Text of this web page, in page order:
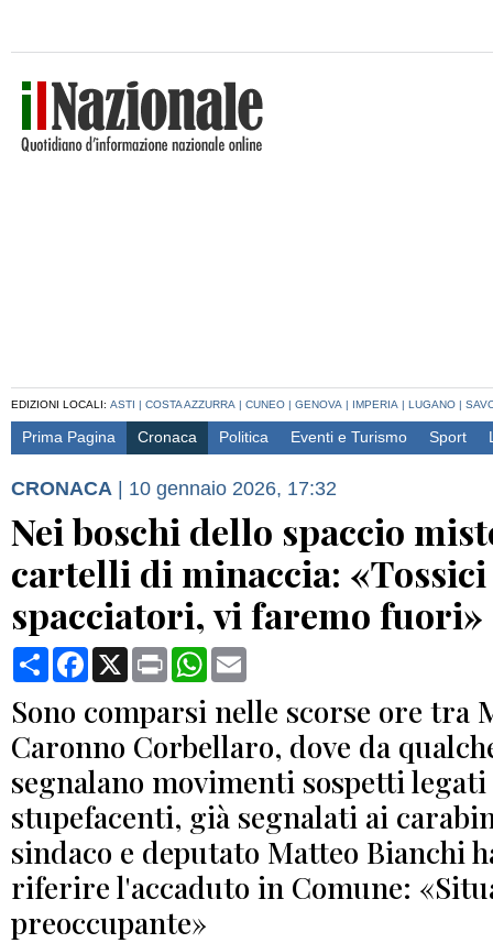
EDIZIONI LOCALI: ASTI | COSTA AZZURRA | CUNEO | GENOVA | IMPERIA | LUGANO |
Prima Pagina Cronaca Politica Eventi e Turismo Sport
CRONACA | 10 gennaio 2026, 17:32
Nei boschi dello spaccio
cartelli di minaccia: «Tossici
spacciatori, vi faremo fuori»
CondividiFacebook
X Print WhatsApp
Sono comparsi nelle scorse ore tra
Caronno Corbellaro, dove da
segnalano movimenti sospetti
stupefacenti, già segnalati ai
sindaco e deputato Matteo Bianchi
riferire l'accaduto in Comune:
preoccupante»